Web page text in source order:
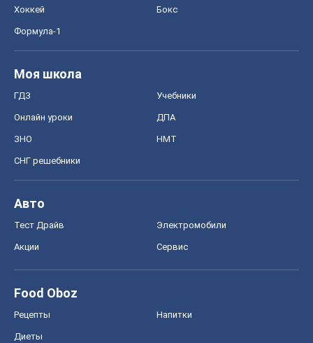
Хоккей Бокс
Формула-1
Моя школа
ГДЗ Учебники
Онлайн уроки ДПА
ЗНО НМТ
СНГ решебники
Авто
Тест Драйв Электромобили
Акции Сервис
Food Oboz
Рецепты Напитки
Диеты